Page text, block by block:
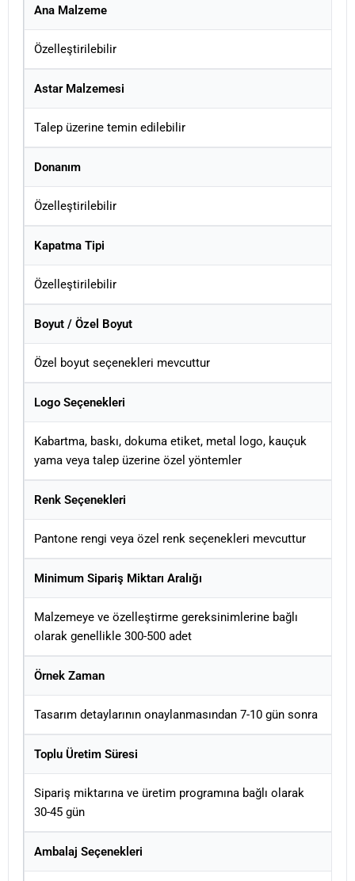
Ana Malzeme
Özelleştirilebilir
Astar Malzemesi
Talep üzerine temin edilebilir
Donanım
Özelleştirilebilir
Kapatma Tipi
Özelleştirilebilir
Boyut / Özel Boyut
Özel boyut seçenekleri mevcuttur
Logo Seçenekleri
Kabartma, baskı, dokuma etiket, metal logo, kauçuk
yama veya talep üzerine özel yöntemler
Renk Seçenekleri
Pantone rengi veya özel renk seçenekleri mevcuttur
Minimum Sipariş Miktarı Aralığı
Malzemeye ve özelleştirme gereksinimlerine bağlı
olarak genellikle 300-500 adet
Örnek Zaman
Tasarım detaylarının onaylanmasından 7-10 gün sonra
Toplu Üretim Süresi
Sipariş miktarına ve üretim programına bağlı olarak
30-45 gün
Ambalaj Seçenekleri